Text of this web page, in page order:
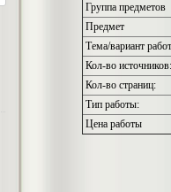
Группа предметов
Предмет
Тема/вариант
Кол-во источников:
Кол-во страниц:
Тип работы:
Цена работы